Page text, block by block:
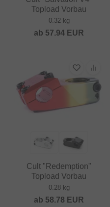
Topload Vorbau
0.32 kg
ab 57.94 EUR
Cult "Redemption"
Topload Vorbau
0.28 kg
ab 58.78 EUR